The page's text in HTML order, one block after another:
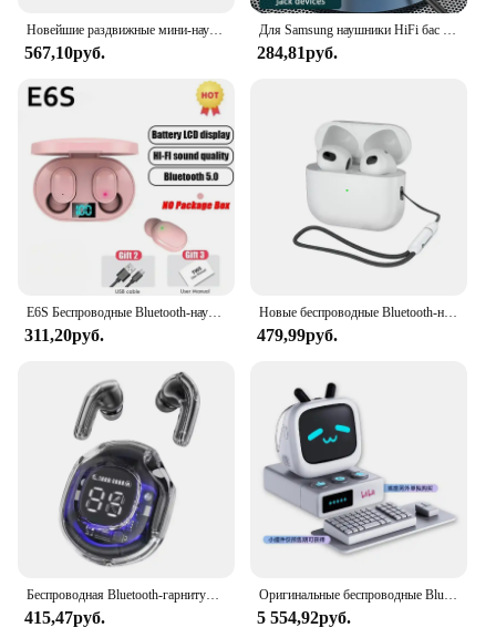
Новейшие раздвижные мини-наушники C8Pro, TWS, Bluetooth 5,3, наушники с зеркальным дисплеем, 3D стерео, долговечные Bluetooth-наушники
567,10руб.
Для Samsung наушники HiFi бас стерео управление громкостью с микрофоном USB Тип C 3,5 мм проводной Eadphone для Galaxy S24 S23 S22 S21 Ultra
284,81руб.
E6S Беспроводные Bluetooth-наушники A6S TWS Гарнитура Наушники с шумоподавлением и микрофоном Наушники для iPhone Xiaomi
311,20руб.
Новые беспроводные Bluetooth-наушники, спортивная гарнитура для занятий спортом на открытом воздухе 5,3 с зарядным устройством, ремешком с сенсорным управлением, наушники для музыки
479,99руб.
Беспроводная Bluetooth-гарнитура T8 с шумоподавлением и сенсорным управлением
415,47руб.
Оригинальные беспроводные Bluetooth-наушники билибили CUBEFACE с маленьким сенсорным ЖК-экраном
5 554,92руб.